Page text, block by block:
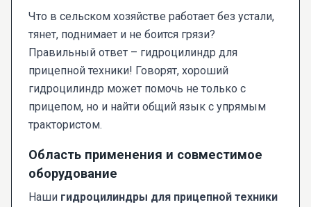
Что в сельском хозяйстве работает без устали,
тянет, поднимает и не боится грязи?
Правильный ответ – гидроцилиндр для
прицепной техники! Говорят, хороший
гидроцилиндр может помочь не только с
прицепом, но и найти общий язык с упрямым
трактористом.
Область применения и совместимое
оборудование
Наши гидроцилиндры для прицепной техники